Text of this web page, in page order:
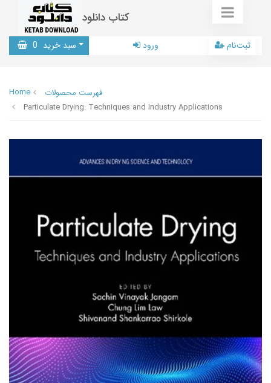
کتاب دانلود
سبد خرید 0 ورود ثبت‌نام
Home
فهرست محصولات
Particulate Drying: Techniques and Industry Applications